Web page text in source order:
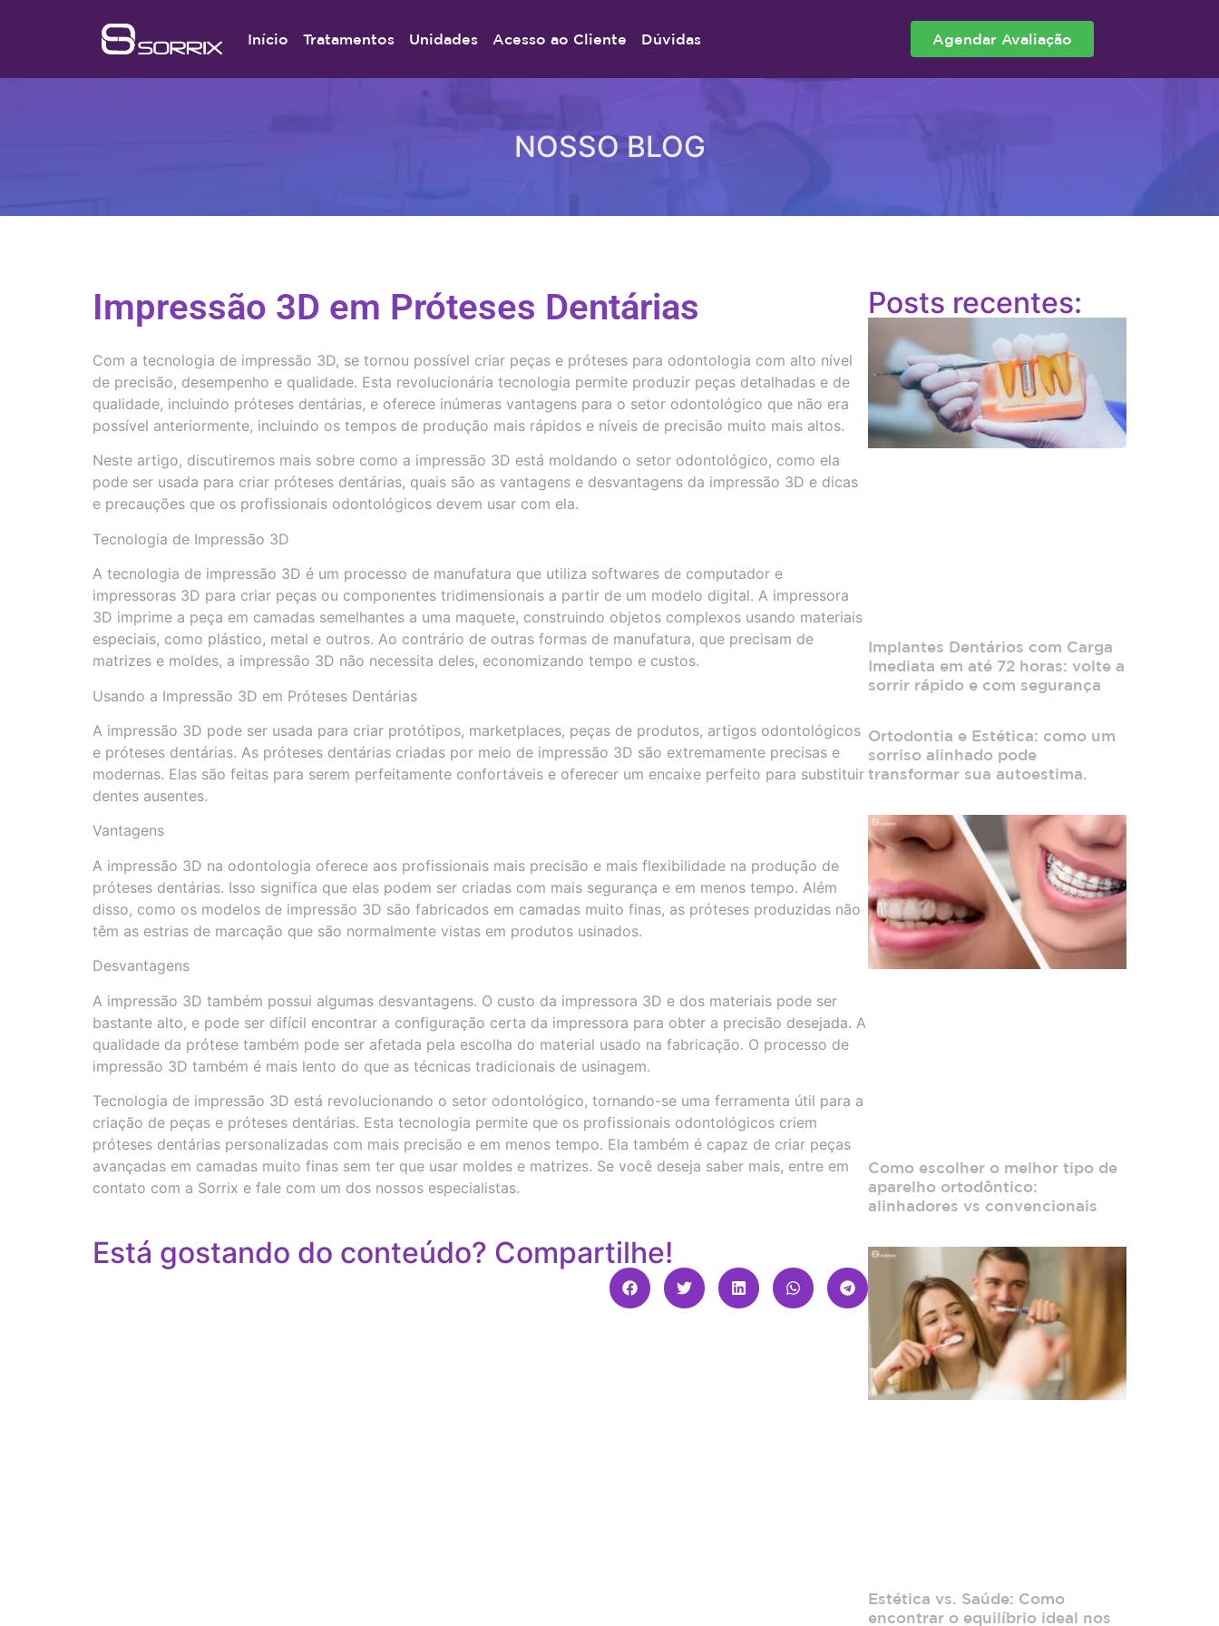
Início Tratamentos Unidades Acesso ao Cliente Dúvidas Agendar Avaliação
NOSSO BLOG
Impressão 3D em Próteses Dentárias
Com a tecnologia de impressão 3D, se tornou possível criar peças e próteses para odontologia com alto nível
de precisão, desempenho e qualidade. Esta revolucionária tecnologia permite produzir peças detalhadas e de
qualidade, incluindo próteses dentárias, e oferece inúmeras vantagens para o setor odontológico que não era
possível anteriormente, incluindo os tempos de produção mais rápidos e níveis de precisão muito mais altos.
Neste artigo, discutiremos mais sobre como a impressão 3D está moldando o setor odontológico, como ela
pode ser usada para criar próteses dentárias, quais são as vantagens e desvantagens da impressão 3D e dicas
e precauções que os profissionais odontológicos devem usar com ela.
Tecnologia de Impressão 3D
A tecnologia de impressão 3D é um processo de manufatura que utiliza softwares de computador e
impressoras 3D para criar peças ou componentes tridimensionais a partir de um modelo digital. A impressora
3D imprime a peça em camadas semelhantes a uma maquete, construindo objetos complexos usando materiais
especiais, como plástico, metal e outros. Ao contrário de outras formas de manufatura, que precisam de
matrizes e moldes, a impressão 3D não necessita deles, economizando tempo e custos.
Usando a Impressão 3D em Próteses Dentárias
A impressão 3D pode ser usada para criar protótipos, marketplaces, peças de produtos, artigos odontológicos
e próteses dentárias. As próteses dentárias criadas por meio de impressão 3D são extremamente precisas e
modernas. Elas são feitas para serem perfeitamente confortáveis e oferecer um encaixe perfeito para substituir
dentes ausentes.
Vantagens
A impressão 3D na odontologia oferece aos profissionais mais precisão e mais flexibilidade na produção de
próteses dentárias. Isso significa que elas podem ser criadas com mais segurança e em menos tempo. Além
disso, como os modelos de impressão 3D são fabricados em camadas muito finas, as próteses produzidas não
têm as estrias de marcação que são normalmente vistas em produtos usinados.
Desvantagens
A impressão 3D também possui algumas desvantagens. O custo da impressora 3D e dos materiais pode ser
bastante alto, e pode ser difícil encontrar a configuração certa da impressora para obter a precisão desejada. A
qualidade da prótese também pode ser afetada pela escolha do material usado na fabricação. O processo de
impressão 3D também é mais lento do que as técnicas tradicionais de usinagem.
Tecnologia de impressão 3D está revolucionando o setor odontológico, tornando-se uma ferramenta útil para a
criação de peças e próteses dentárias. Esta tecnologia permite que os profissionais odontológicos criem
próteses dentárias personalizadas com mais precisão e em menos tempo. Ela também é capaz de criar peças
avançadas em camadas muito finas sem ter que usar moldes e matrizes. Se você deseja saber mais, entre em
contato com a Sorrix e fale com um dos nossos especialistas.
Está gostando do conteúdo? Compartilhe!
Posts recentes:
Implantes Dentários com Carga
Imediata em até 72 horas: volte a
sorrir rápido e com segurança
Ortodontia e Estética: como um
sorriso alinhado pode
transformar sua autoestima.
Como escolher o melhor tipo de
aparelho ortodôntico:
alinhadores vs convencionais
Estética vs. Saúde: Como
encontrar o equilíbrio ideal nos